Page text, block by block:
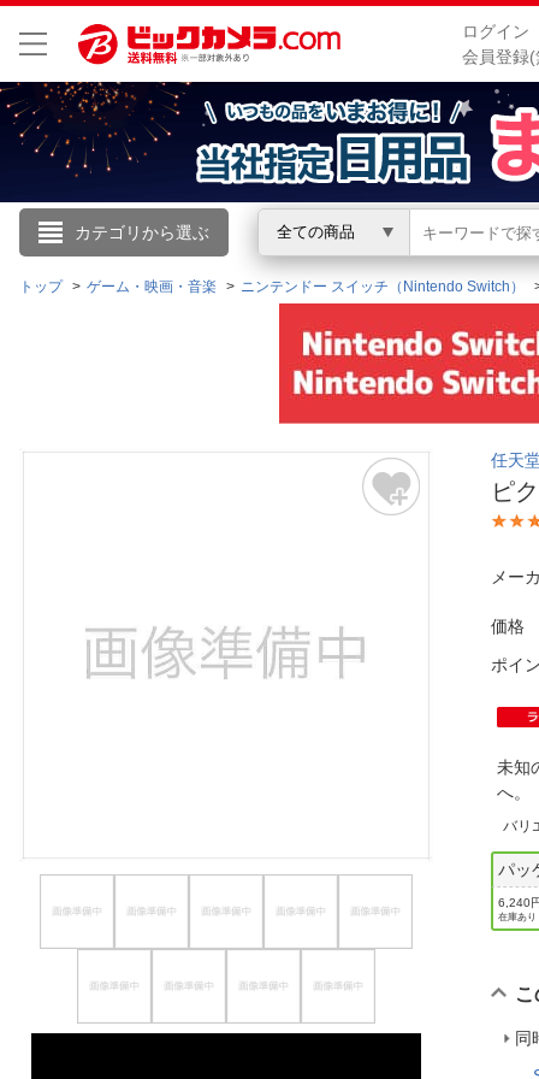
ログイン
会員登録
カテゴリから選ぶ 全ての商品
こんにちは
ログイン
新規会員登録
会員メニュー
トップ ゲーム・映画・音楽 ニンテンドー スイッチ（Nintendo Switch）
任天
ピ
メー
価格
ポイ
未知
へ
バリ
パッ
6,240
在庫あり
同